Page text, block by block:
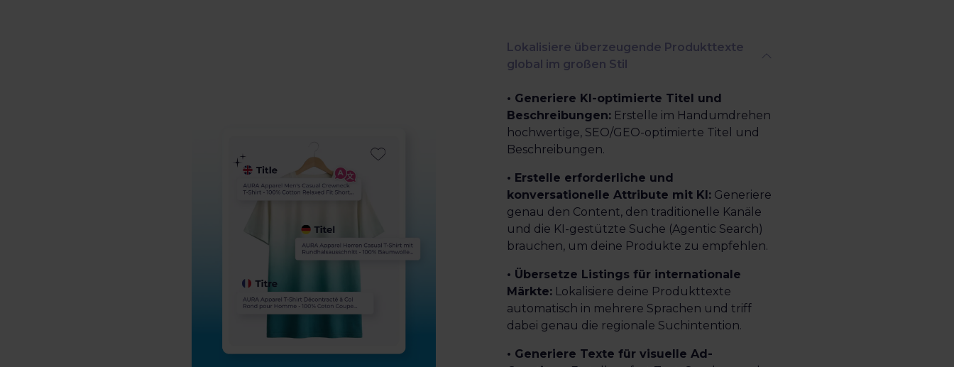
Lokalisiere überzeugende Produkttexte
global im großen Stil
• Generiere KI-optimierte Titel und
Beschreibungen:Erstelle im Handumdrehen
hochwertige, SEO/GEO-optimierte Titel und
Beschreibungen.
• Erstelle erforderliche und
konversationelle Attribute mit KI:Generiere
genau den Content, den traditionelle Kanäle
und die KI-gestützte Suche (Agentic Search)
brauchen, um deine Produkte zu empfehlen.
• Übersetze Listings für internationale
Märkte:Lokalisiere deine Produkttexte
automatisch in mehrere Sprachen und triff
dabei genau die regionale Suchintention.
• Generiere Texte für visuelle Ad-